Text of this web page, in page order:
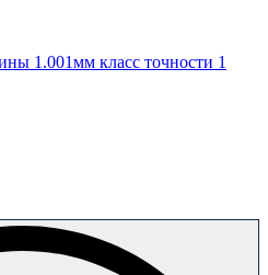
1.001мм класс точности 1